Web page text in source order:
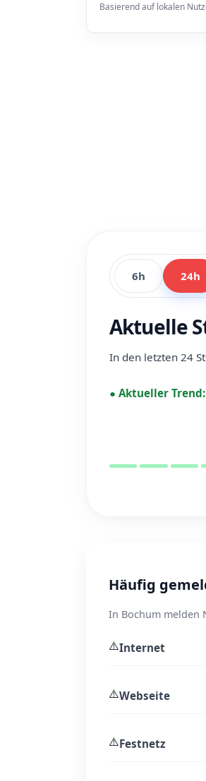
Basierend auf lokalen
6h 24h
Aktuelle
In den letzten 24
● Aktueller Trend:
Häufig
In Bochum melden
⚠️Internet
⚠️Webseite
⚠️Festnetz